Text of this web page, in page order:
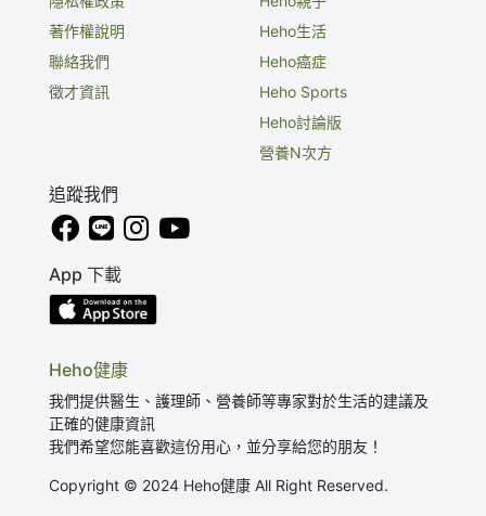
著作權說明
聯絡我們
徵才資訊
Heho生活
Heho癌症
Heho Sports
Heho討論版
營養N次方
追蹤我們
App 下載
Heho健康
我們提供醫生、護理師、營養師等專家對於生活的建議及
正確的健康資訊
我們希望您能喜歡這份用心，並分享給您的朋友！
Copyright © 2024 Heho健康 All Right Reserved.